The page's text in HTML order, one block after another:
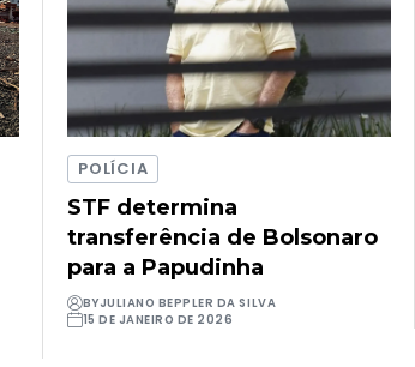
POLÍCIA
STF determina
transferência de Bolsonaro
para a Papudinha
BYJULIANO BEPPLER DA SILVA
15 DE JANEIRO DE 2026